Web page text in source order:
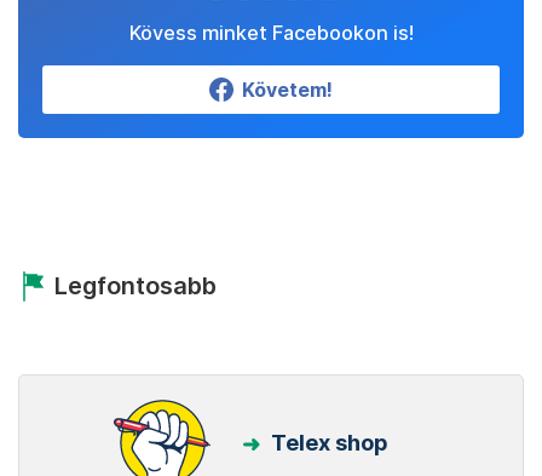
Kövess minket Facebookon is!
Követem!
Legfontosabb
Telex shop